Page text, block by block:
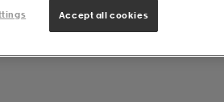
Accept all cookies